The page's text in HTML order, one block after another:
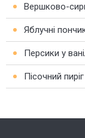
Вершково-
Яблучні
Персики у
Пісочний